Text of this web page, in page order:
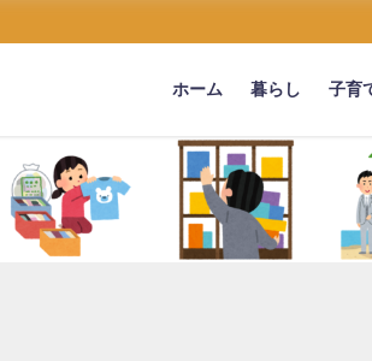
ホーム 暮らし 子育